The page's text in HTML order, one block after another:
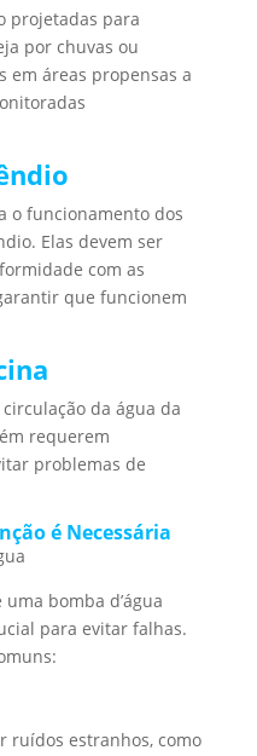
projetadas para
por chuvas ou
em áreas propensas a
o funcionamento dos
Elas devem ser
com as
que funcionem
da água da
requerem
problemas de
é Necessária
bomba d’água
para evitar falhas.
ruídos estranhos, como